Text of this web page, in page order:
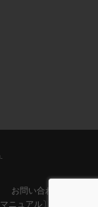
お問い合わせ〔法人
ニュアル〕